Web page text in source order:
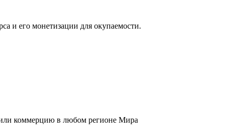
и его монетизации для окупаемости.
коммерцию в любом регионе Мира